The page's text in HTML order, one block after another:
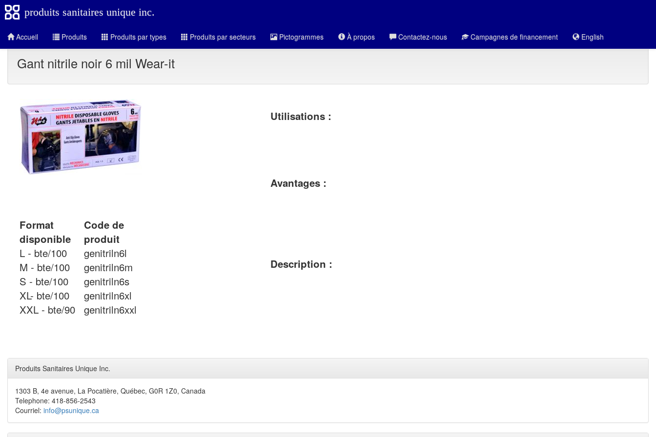
produits sanitaires unique inc.
Accueil Produits Produits par types Produits par secteurs Pictogrammes À propos Contactez-nous Campagnes de financement English
Gant nitrile noir 6 mil Wear-it
Format
disponible
Code de
produit
L - bte/100
genitriln6l
M - bte/100
genitriln6m
S - bte/100
genitriln6s
XL- bte/100
genitriln6xl
XXL - bte/90 genitriln6xxl
Utilisations :
Avantages :
Description :
Produits Sanitaires Unique Inc.
1303 B, 4e avenue, La Pocatière, Québec, G0R 1Z0, Canada
Telephone: 418-856-2543
Courriel: info@psunique.ca